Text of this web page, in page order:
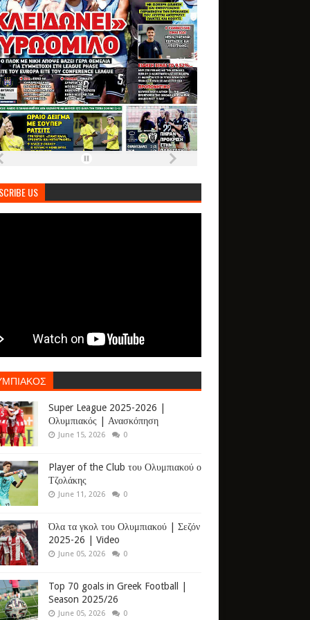
US
Super League 2025-2026 |
Ολυμπιακός | Ανασκόπηση
June 15, 2026 0
Player of the Club του Ολυμπιακού ο
Τζολάκης
June 11, 2026 0
Όλα τα γκολ του Ολυμπιακού | Σεζόν
2025-26 | Video
June 05, 2026 0
Top 70 goals in Greek Football |
Season 2025/26
June 05, 2026 0